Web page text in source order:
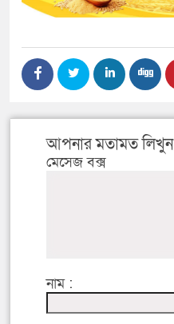
আপনার মতামত লিখুন
মেসেজ বক্স
নাম :